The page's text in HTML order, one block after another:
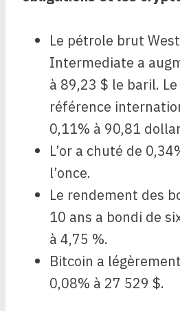
Le pétrole brut
Intermediate a
à 89,23 $ le baril.
référence
0,11% à 90,81
L’or a chuté de
l’once.
Le rendement des
10 ans a bondi de
à 4,75 %.
Bitcoin a
0,08% à 27 529 $.